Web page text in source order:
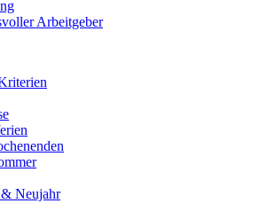
Arbeitgeber
Neujahr